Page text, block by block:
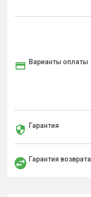
Варианты оплаты
Гарантия
Гарантия возврата